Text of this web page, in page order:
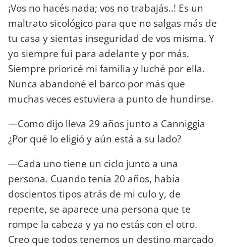
¡Vos no hacés nada; vos no trabajás..! Es un
maltrato sicológico para que no salgas más de
tu casa y sientas inseguridad de vos misma. Y
yo siempre fui para adelante y por más.
Siempre prioricé mi familia y luché por ella.
Nunca abandoné el barco por más que
muchas veces estuviera a punto de hundirse.
—Como dijo lleva 29 años junto a Canniggia
¿Por qué lo eligió y aún está a su lado?
—Cada uno tiene un ciclo junto a una
persona. Cuando tenía 20 años, había
doscientos tipos atrás de mi culo y, de
repente, se aparece una persona que te
rompe la cabeza y ya no estás con el otro.
Creo que todos tenemos un destino marcado